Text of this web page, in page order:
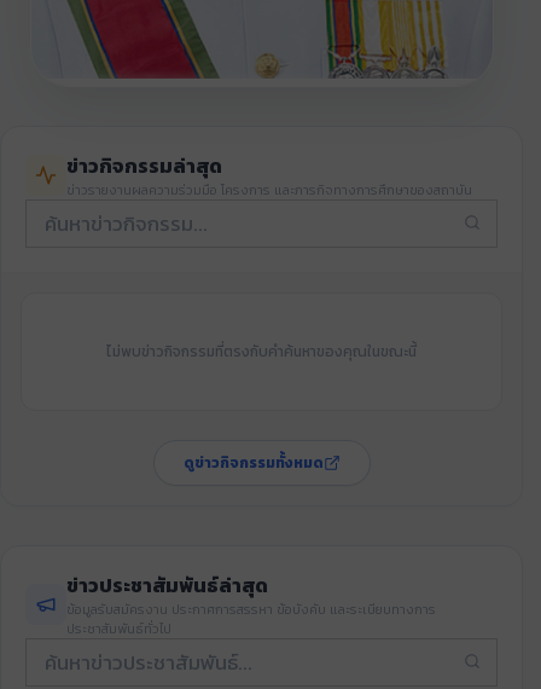
ข่าวกิจกรรมล่าสุด
ข่าวรายงานผลความร่วมมือ โครงการ และภารกิจทางการศึกษาของสถาบัน
ไม่พบข่าวกิจกรรมที่ตรงกับคำค้นหาของคุณในขณะนี้
ดูข่าวกิจกรรมทั้งหมด
ข่าวประชาสัมพันธ์ล่าสุด
ข้อมูลรับสมัครงาน ประกาศการสรรหา ข้อบังคับ และระเบียบทางการ
ประชาสัมพันธ์ทั่วไป